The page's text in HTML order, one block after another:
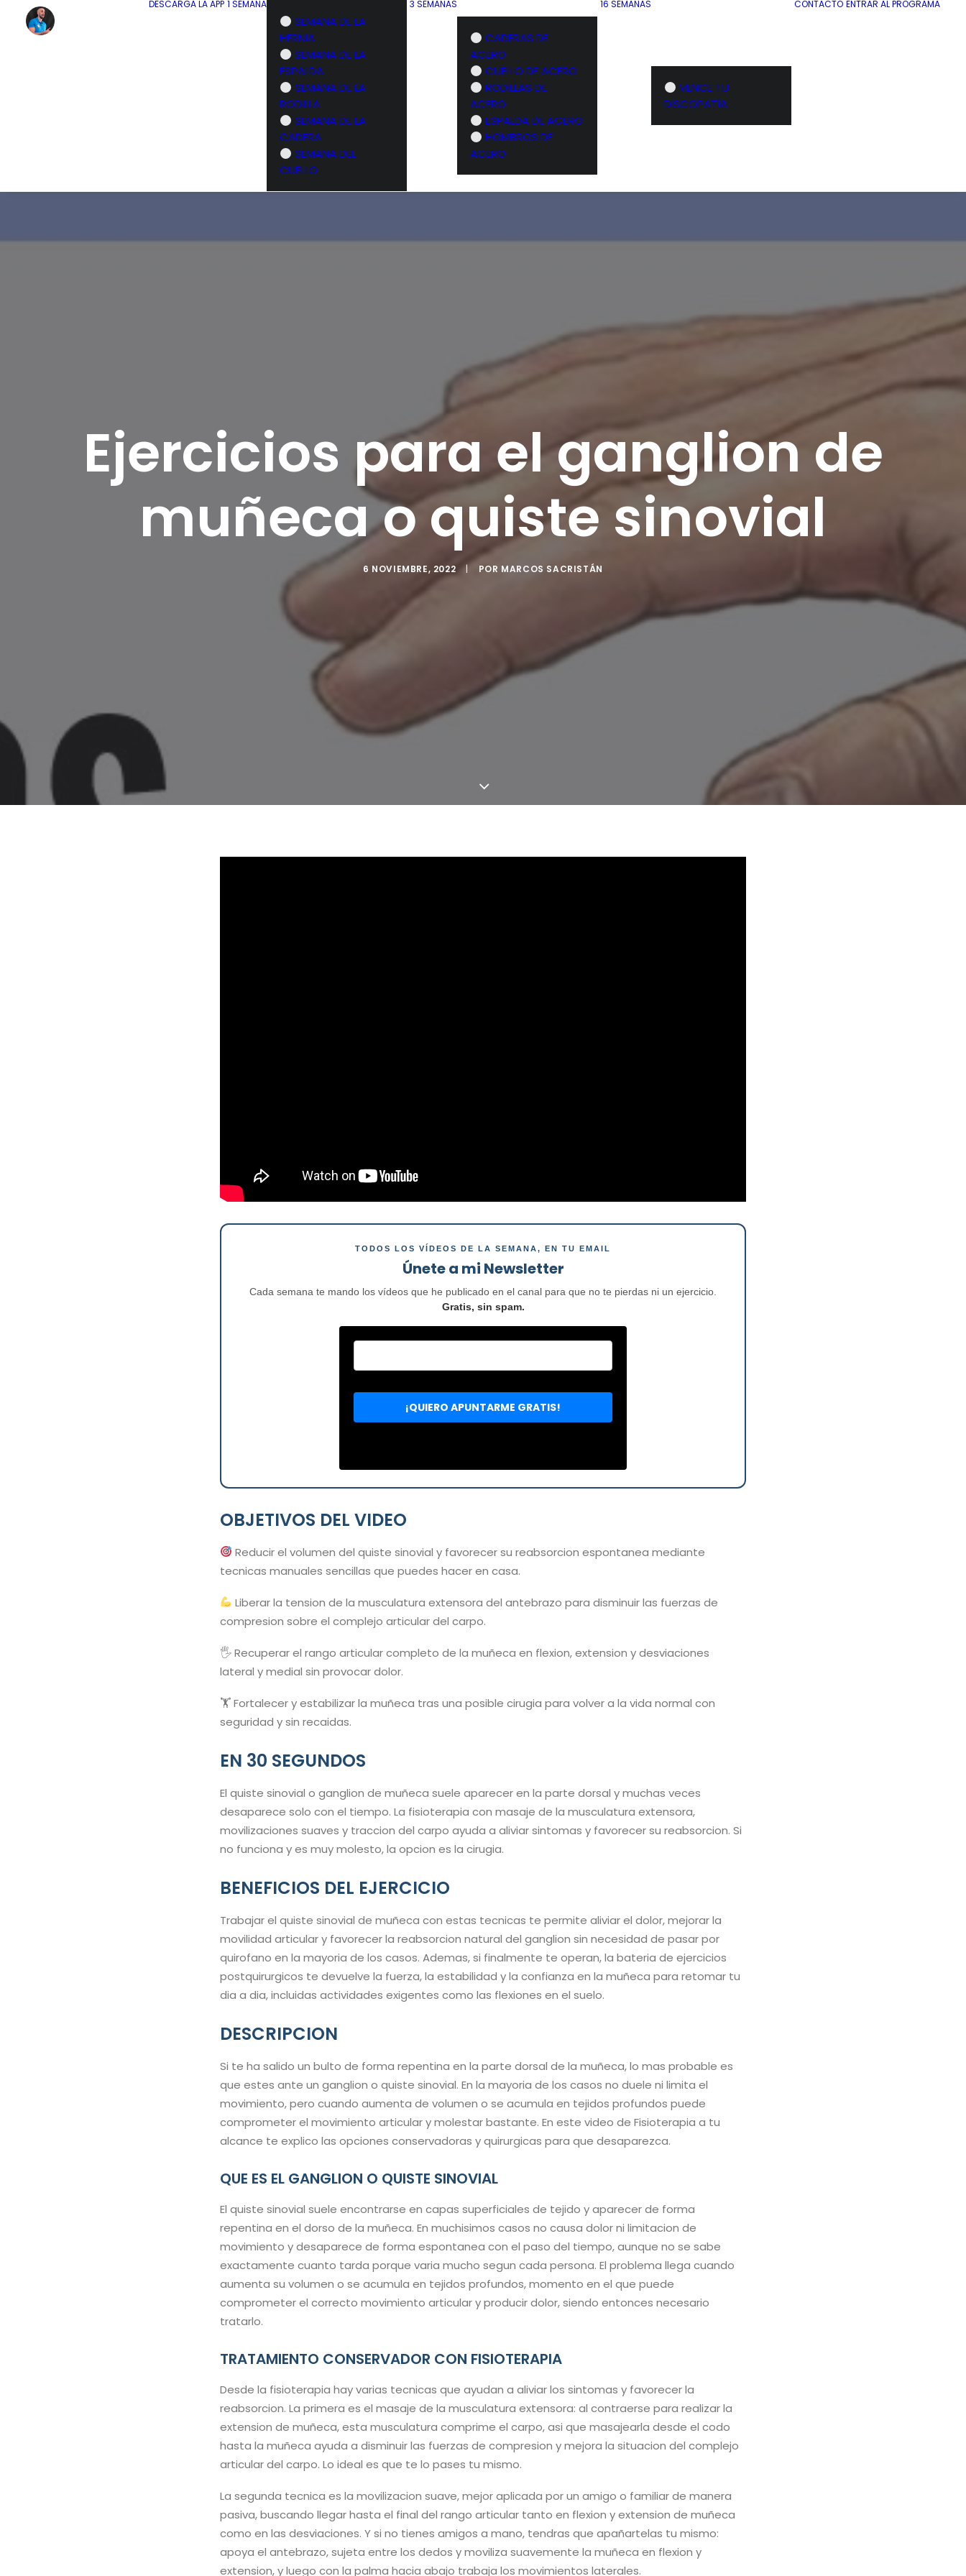
DESCARGA LA APP 1 SEMANA
SEMANA DE LA
HERNIA
SEMANA DE LA
ESPALDA
SEMANA DE LA
RODILLA
SEMANA DE LA
CADERA
SEMANA DEL
CUELLO
3 SEMANAS
CADERAS DE
ACERO
CUELLO DE ACERO
RODILLAS DE
ACERO
ESPALDA DE ACERO
HOMBROS DE
ACERO
16 SEMANAS
VENCE TU
DISCOPATÍA
CONTACTO ENTRAR AL PROGRAMA
Ejercicios para el ganglion de
muñeca o quiste sinovial
6 NOVIEMBRE, 2022 | POR MARCOS SACRISTÁN
TODOS LOS VÍDEOS DE LA SEMANA, EN TU EMAIL
Únete a mi Newsletter
Cada semana te mando los vídeos que he publicado en el canal para que no te pierdas ni un ejercicio.
Gratis, sin spam.
OBJETIVOS DEL VIDEO
Reducir el volumen del quiste sinovial y favorecer su reabsorcion espontanea mediante
tecnicas manuales sencillas que puedes hacer en casa.
Liberar la tension de la musculatura extensora del antebrazo para disminuir las fuerzas de
compresion sobre el complejo articular del carpo.
🖐️ Recuperar el rango articular completo de la muñeca en flexion, extension y desviaciones
lateral y medial sin provocar dolor.
🏋️ Fortalecer y estabilizar la muñeca tras una posible cirugia para volver a la vida normal con
seguridad y sin recaidas.
EN 30 SEGUNDOS
El quiste sinovial o ganglion de muñeca suele aparecer en la parte dorsal y muchas veces
desaparece solo con el tiempo. La fisioterapia con masaje de la musculatura extensora,
movilizaciones suaves y traccion del carpo ayuda a aliviar sintomas y favorecer su reabsorcion. Si
no funciona y es muy molesto, la opcion es la cirugia.
BENEFICIOS DEL EJERCICIO
Trabajar el quiste sinovial de muñeca con estas tecnicas te permite aliviar el dolor, mejorar la
movilidad articular y favorecer la reabsorcion natural del ganglion sin necesidad de pasar por
quirofano en la mayoria de los casos. Ademas, si finalmente te operan, la bateria de ejercicios
postquirurgicos te devuelve la fuerza, la estabilidad y la confianza en la muñeca para retomar tu
dia a dia, incluidas actividades exigentes como las flexiones en el suelo.
DESCRIPCION
Si te ha salido un bulto de forma repentina en la parte dorsal de la muñeca, lo mas probable es
que estes ante un ganglion o quiste sinovial. En la mayoria de los casos no duele ni limita el
movimiento, pero cuando aumenta de volumen o se acumula en tejidos profundos puede
comprometer el movimiento articular y molestar bastante. En este video de Fisioterapia a tu
alcance te explico las opciones conservadoras y quirurgicas para que desaparezca.
QUE ES EL GANGLION O QUISTE SINOVIAL
El quiste sinovial suele encontrarse en capas superficiales de tejido y aparecer de forma
repentina en el dorso de la muñeca. En muchisimos casos no causa dolor ni limitacion de
movimiento y desaparece de forma espontanea con el paso del tiempo, aunque no se sabe
exactamente cuanto tarda porque varia mucho segun cada persona. El problema llega cuando
aumenta su volumen o se acumula en tejidos profundos, momento en el que puede
comprometer el correcto movimiento articular y producir dolor, siendo entonces necesario
tratarlo.
TRATAMIENTO CONSERVADOR CON FISIOTERAPIA
Desde la fisioterapia hay varias tecnicas que ayudan a aliviar los sintomas y favorecer la
reabsorcion. La primera es el masaje de la musculatura extensora: al contraerse para realizar la
extension de muñeca, esta musculatura comprime el carpo, asi que masajearla desde el codo
hasta la muñeca ayuda a disminuir las fuerzas de compresion y mejora la situacion del complejo
articular del carpo. Lo ideal es que te lo pases tu mismo.
La segunda tecnica es la movilizacion suave, mejor aplicada por un amigo o familiar de manera
pasiva, buscando llegar hasta el final del rango articular tanto en flexion y extension de muñeca
como en las desviaciones. Y si no tienes amigos a mano, tendras que apañartelas tu mismo:
apoya el antebrazo, sujeta entre los dedos y moviliza suavemente la muñeca en flexion y
extension, y luego con la palma hacia abajo trabaja los movimientos laterales.